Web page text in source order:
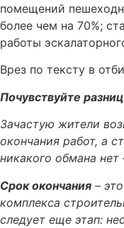
помещений
более чем на 70%;
работы
Врез по тексту в
Почувствуйте
Зачастую жители
окончания работ, а
никакого обмана нет
Срок окончания –
комплекса
следует еще этап: